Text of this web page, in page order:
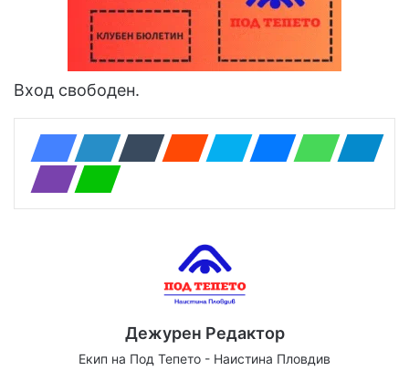
Вход свободен.
Дежурен Редактор
Екип на Под Тепето - Наистина Пловдив